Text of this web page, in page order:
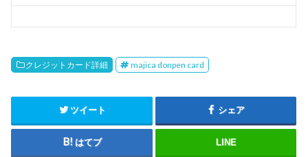
クレジットカード詳細 majica donpen card
ツイート シェア
はてブ LINE